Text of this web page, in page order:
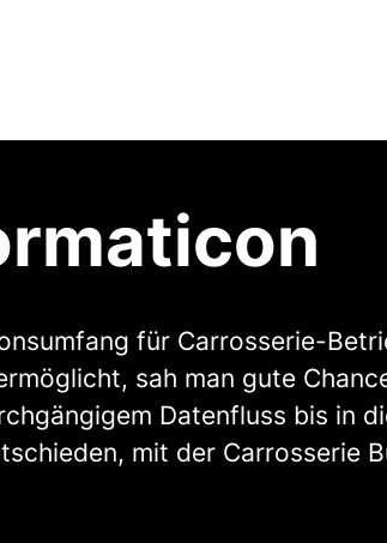
für Carrosserie-
sah man gute
Datenfluss bis in
mit der Carrosserie